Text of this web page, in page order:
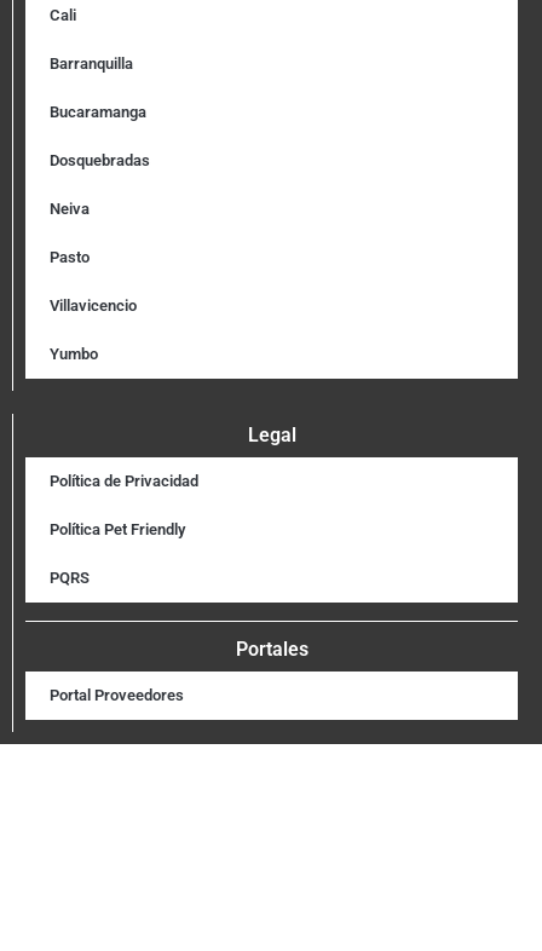
Cali
Barranquilla
Bucaramanga
Dosquebradas
Neiva
Pasto
Villavicencio
Yumbo
Legal
Política de Privacidad
Política Pet Friendly
PQRS
Portales
Portal Proveedores